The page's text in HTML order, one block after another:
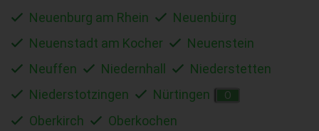
Neuenburg am Rhein
Neuenbürg
Neuenstadt am Kocher
Neuenstein
Neuffen
Niedernhall
Niederstetten
Niederstotzingen
Nürtingen O
Oberkirch
Oberkochen